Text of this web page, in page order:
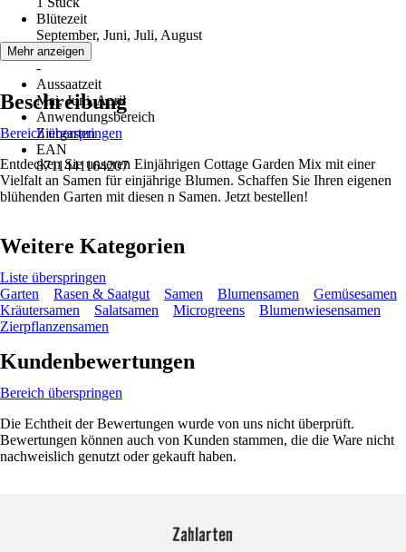
Blütezeit
September, Juni, Juli, August
Erntezeit
-
Aussaatzeit
Mai, Juni, April
Anwendungsbereich
Ziergarten
EAN
8711441164207
Mehr anzeigen
Beschreibung
Bereich überspringen
Entdecken Sie unseren Einjährigen Cottage Garden Mix mit einer
Vielfalt an Samen für einjährige Blumen. Schaffen Sie Ihren eigenen
blühenden Garten mit diesen n Samen. Jetzt bestellen!
Weitere Kategorien
Liste überspringen
Garten
Rasen & Saatgut Samen Blumensamen
Gemüsesamen
Kräutersamen
Salatsamen Microgreens
Blumenwiesensamen
Zierpflanzensamen
Kundenbewertungen
Bereich überspringen
Die Echtheit der Bewertungen wurde von uns nicht überprüft.
Bewertungen können auch von Kunden stammen, die die Ware nicht
nachweislich genutzt oder gekauft haben.
Zahlarten